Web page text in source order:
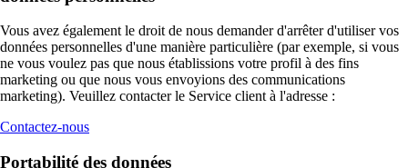
Vous avez également le droit de nous demander d'arrêter d'utiliser vos
données personnelles d'une manière particulière (par exemple, si vous
ne vous voulez pas que nous établissions votre profil à des fins
marketing ou que nous vous envoyions des communications
marketing). Veuillez contacter le Service client à l'adresse :
Contactez-nous
Portabilité des données